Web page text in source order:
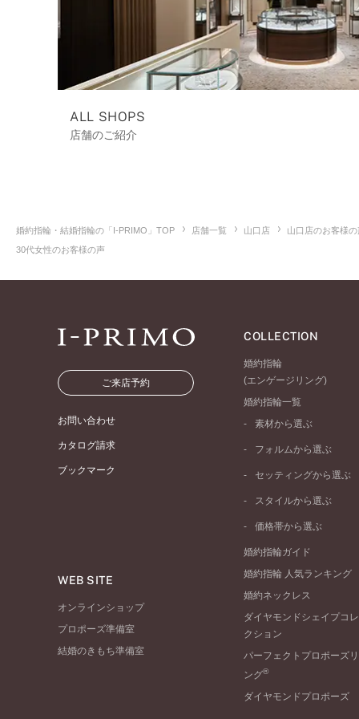
ALL SHOPS
店舗のご紹介
婚約指輪・結婚指輪の「I-PRIMO」TOP 店舗一覧 山口店
山口店のお客様
30代女性のお客様の声
ご来店予約
お問い合わせ
カタログ請求
ブックマーク
WEB SITE
オンラインショップ
プロポーズ準備室
結婚のきもち準備室
COLLECTION
婚約指輪
(エンゲージリング)
婚約指輪一覧
素材から選ぶ
プラチナ
ピンクゴールド
ペールブラウンゴール
フォルムから選ぶ
ストレートライン
V字ライン
セッティングから選ぶ
ソリテール
ダブルサイドメレ
ラインメレ
スタイルから選ぶ
シンプル
モード
エレガント
ゴージャス
価格帯から選ぶ
50万円台～
20万円台～
10万円台～
婚約指輪ガイド
婚約指輪 人気ランキング
婚約ネックレス
ダイヤモンドシェイプコレ
クション
パーフェクトプロポーズリ
ング®
ダイヤモンドプロポーズ